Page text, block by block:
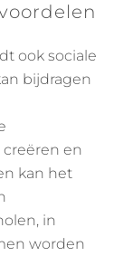
ook sociale
bijdragen
en
kan het
in
worden